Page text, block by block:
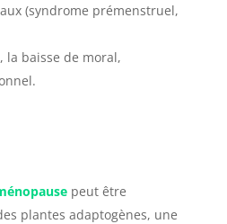
(syndrome prémenstruel,
la baisse de moral,
peut être
plantes adaptogènes, une